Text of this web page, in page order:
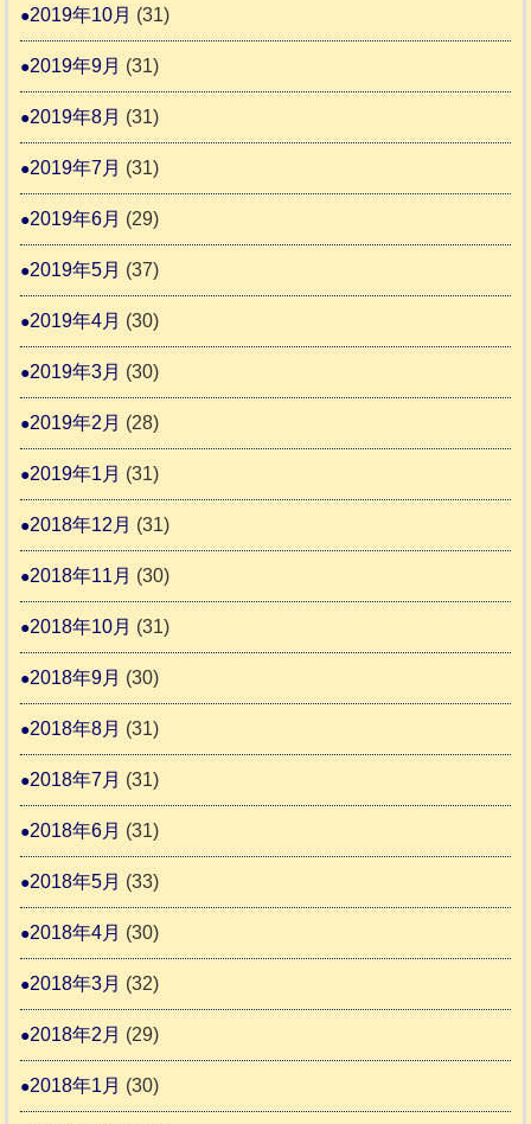
2019年10月 (31)
2019年9月 (31)
2019年8月 (31)
2019年7月 (31)
2019年6月 (29)
2019年5月 (37)
2019年4月 (30)
2019年3月 (30)
2019年2月 (28)
2019年1月 (31)
2018年12月 (31)
2018年11月 (30)
2018年10月 (31)
2018年9月 (30)
2018年8月 (31)
2018年7月 (31)
2018年6月 (31)
2018年5月 (33)
2018年4月 (30)
2018年3月 (32)
2018年2月 (29)
2018年1月 (30)